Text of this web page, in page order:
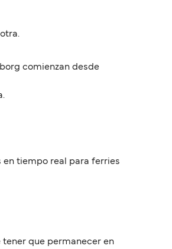
comienzan desde
en tiempo real para ferries
tener que permanecer en